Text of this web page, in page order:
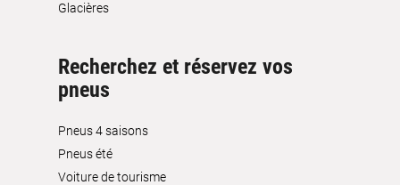
Glacières
Recherchez et réservez vos
pneus
Pneus 4 saisons
Pneus été
Voiture de tourisme